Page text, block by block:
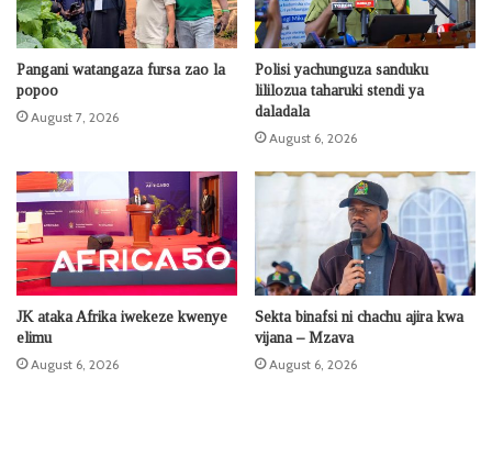
Pangani watangaza fursa zao la
popoo
August 7, 2026
Polisi yachunguza sanduku
lililozua taharuki stendi ya
daladala
August 6, 2026
JK ataka Afrika iwekeze kwenye
elimu
August 6, 2026
Sekta binafsi ni chachu ajira kwa
vijana – Mzava
August 6, 2026